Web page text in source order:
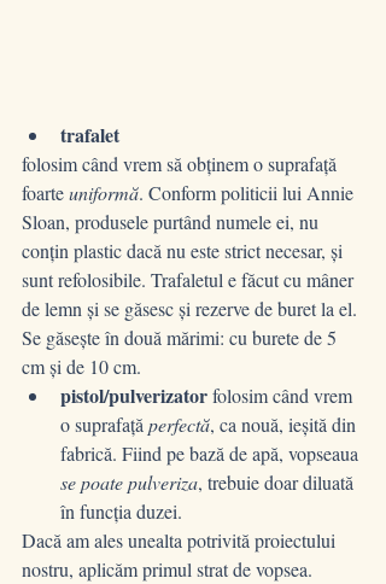
trafalet
folosim când vrem să obținem o suprafață
foarte uniformă. Conform politicii lui Annie
Sloan, produsele purtând numele ei, nu
conțin plastic dacă nu este strict necesar, și
sunt refolosibile. Trafaletul e făcut cu mâner
de lemn și se găsesc și rezerve de buret la el.
Se găsește în două mărimi: cu burete de 5
cm și de 10 cm.
pistol/pulverizator folosim când vrem
o suprafață perfectă, ca nouă, ieșită din
fabrică. Fiind pe bază de apă, vopseaua
se poate pulveriza, trebuie doar diluată
în funcția duzei.
Dacă am ales unealta potrivită proiectului
nostru, aplicăm primul strat de vopsea.